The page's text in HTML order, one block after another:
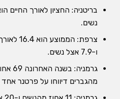
נשים.
צרפת:
ו-7.9 אצל נשים.
מהגברים דיווחו על פרטנר אחד